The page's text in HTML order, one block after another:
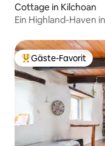
Cottage in Kilchoan
Ein Highland-Haven
Beliebter Gäste-
Gäste-Favorit